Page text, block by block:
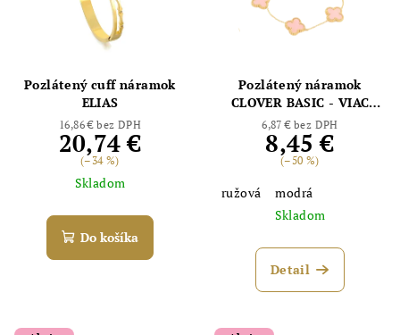
Pozlátený cuff náramok
ELIAS
16,86 € bez DPH
20,74 €
(–34 %)
Skladom
Do košíka
Pozlátený náramok
CLOVER BASIC - VIAC
FARIEB
6,87 € bez DPH
8,45 €
(–50 %)
ružová
modrá
Skladom
Detail